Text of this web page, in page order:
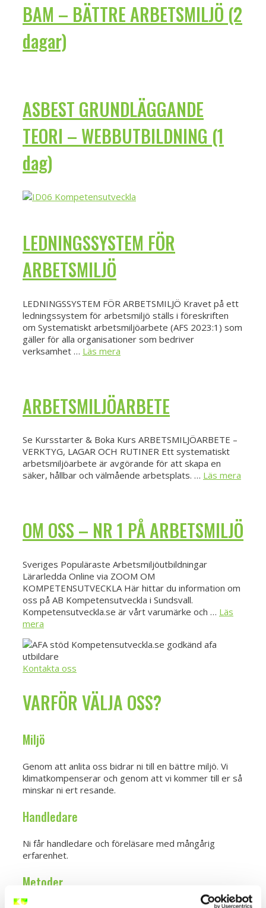
BAM – BÄTTRE ARBETSMILJÖ (2
dagar)
ASBEST GRUNDLÄGGANDE
TEORI – WEBBUTBILDNING (1
dag)
LEDNINGSSYSTEM FÖR
ARBETSMILJÖ
LEDNINGSSYSTEM FÖR ARBETSMILJÖ Kravet på ett
ledningssystem för arbetsmiljö ställs i föreskriften
om Systematiskt arbetsmiljöarbete (AFS 2023:1) som
gäller för alla organisationer som bedriver
verksamhet … Läs mera
ARBETSMILJÖARBETE
Se Kursstarter & Boka Kurs ARBETSMILJÖARBETE –
VERKTYG, LAGAR OCH RUTINER Ett systematiskt
arbetsmiljöarbete är avgörande för att skapa en
säker, hållbar och välmående arbetsplats. … Läs mera
OM OSS – NR 1 PÅ ARBETSMILJÖ
Sveriges Populäraste Arbetsmiljöutbildningar
Lärarledda Online via ZOOM OM
KOMPETENSUTVECKLA Här hittar du information om
oss på AB Kompetensutveckla i Sundsvall.
Kompetensutveckla.se är vårt varumärke och … Läs
mera
Kontakta oss
VARFÖR VÄLJA OSS?
Miljö
Genom att anlita oss bidrar ni till en bättre miljö. Vi
klimatkompenserar och genom att vi kommer till er så
minskar ni ert resande.
Handledare
Ni får handledare och föreläsare med mångårig
erfarenhet.
Metoder